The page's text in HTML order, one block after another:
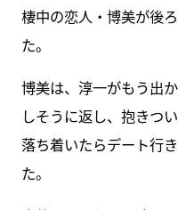
棲中の恋人・博美が後
た。
博美は、淳一がもう出
しそうに返し、抱きつ
落ち着いたらデート行
た。